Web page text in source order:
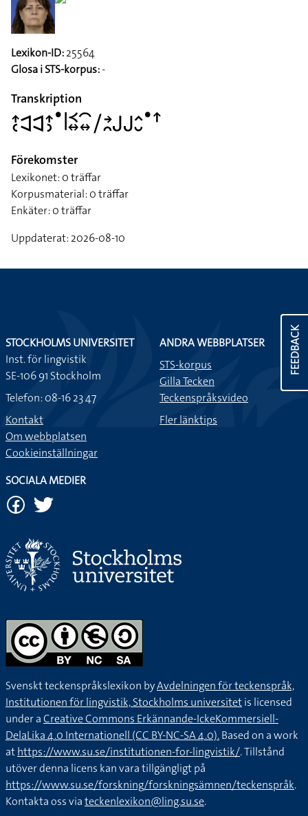
Lexikon-ID:25564
Glosa i STS-korpus:-
Transkription
􌤴􌥗􌥉􌥉􌤴􌤶􌤟􌥼􌥹􌦉􌥯􌦉􌥠􌥔􌥘􌤢􌤢􌤵􌤷􌤟􌦃
Förekomster
Lexikonet: 0 träffar
Korpusmaterial: 0 träffar
Enkäter: 0 träffar
Uppdaterat: 2026-08-10
FEEDBACK
STOCKHOLMS UNIVERSITET
Inst. för lingvistik
SE-106 91 Stockholm
Telefon: 08-16 23 47
Kontakt
Om webbplatsen
Cookieinställningar
ANDRA WEBBPLATSER
STS-korpus
Gilla Tecken
Teckenspråksvideo
Fler länktips
SOCIALA MEDIER
Svenskt teckenspråkslexikon byAvdelningen för teckenspråk,
Institutionen för lingvistik, Stockholms universitetis licensed
under aCreative Commons Erkännande-IckeKommersiell-
DelaLika 4.0 Internationell (CC BY-NC-SA 4.0).Based on a work
athttps://www.su.se/institutionen-for-lingvistik/. Tillstånd
utöver denna licens kan vara tillgängligt på
https://www.su.se/forskning/forskningsämnen/teckenspråk.
Kontakta oss viateckenlexikon@ling.su.se.